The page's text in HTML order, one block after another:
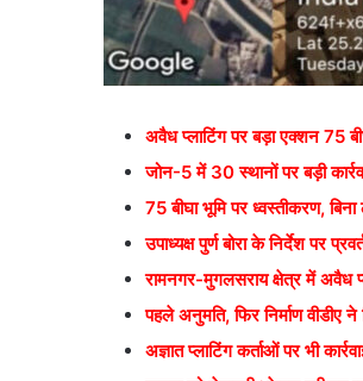
अवैध प्लाटिंग पर बड़ा एक्शन 75
जोन-5 में 30 स्थानों पर बड़ी
75 बीघा भूमि पर ध्वस्तीकरण,
उपाध्यक्ष पुर्ण बोरा के निर्देश पर
रामनगर-मुगलसराय क्षेत्र में अवैध
पहले अनुमति, फिर निर्माण वीडीए
अज्ञात प्लाटिंग कर्ताओं पर भी